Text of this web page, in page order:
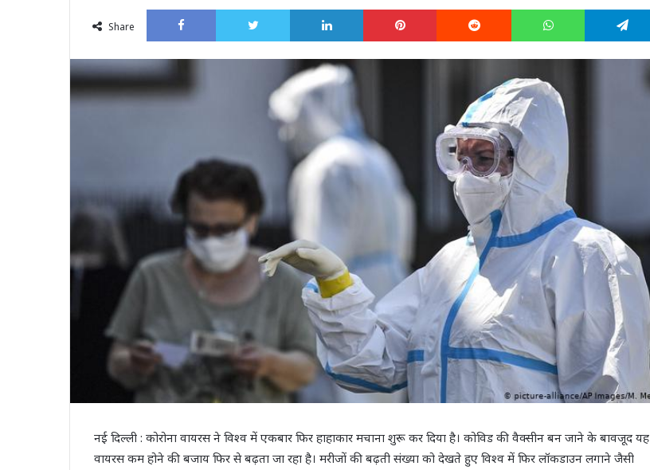
email
Share
Facebook Twitter LinkedIn Pinterest Reddit WhatsApp
नई दिल्ली : कोरोना वायरस ने विश्व में एकबार फिर हाहाकार मचाना शुरू कर दिया है। कोविड की वैक्सीन बन जाने के बावजूद यह
वायरस कम होने की बजाय फिर से बढ़ता जा रहा है। मरीजों की बढ़ती संख्या को देखते हुए विश्व में फिर लॉकडाउन लगाने जैसी